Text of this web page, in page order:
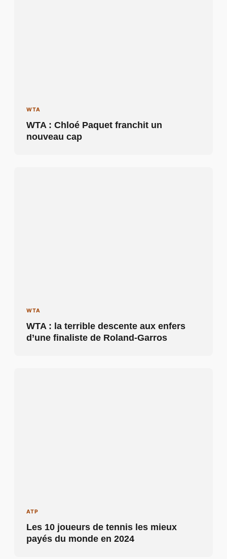
WTA
WTA : Chloé Paquet franchit un
nouveau cap
WTA
WTA : la terrible descente aux enfers
d’une finaliste de Roland-Garros
ATP
Les 10 joueurs de tennis les mieux
payés du monde en 2024